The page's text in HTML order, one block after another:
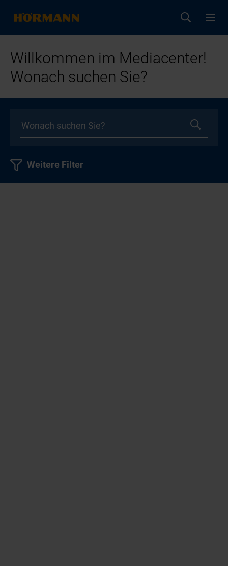
Willkommen im Mediacenter!
Wonach suchen Sie?
Weitere Filter